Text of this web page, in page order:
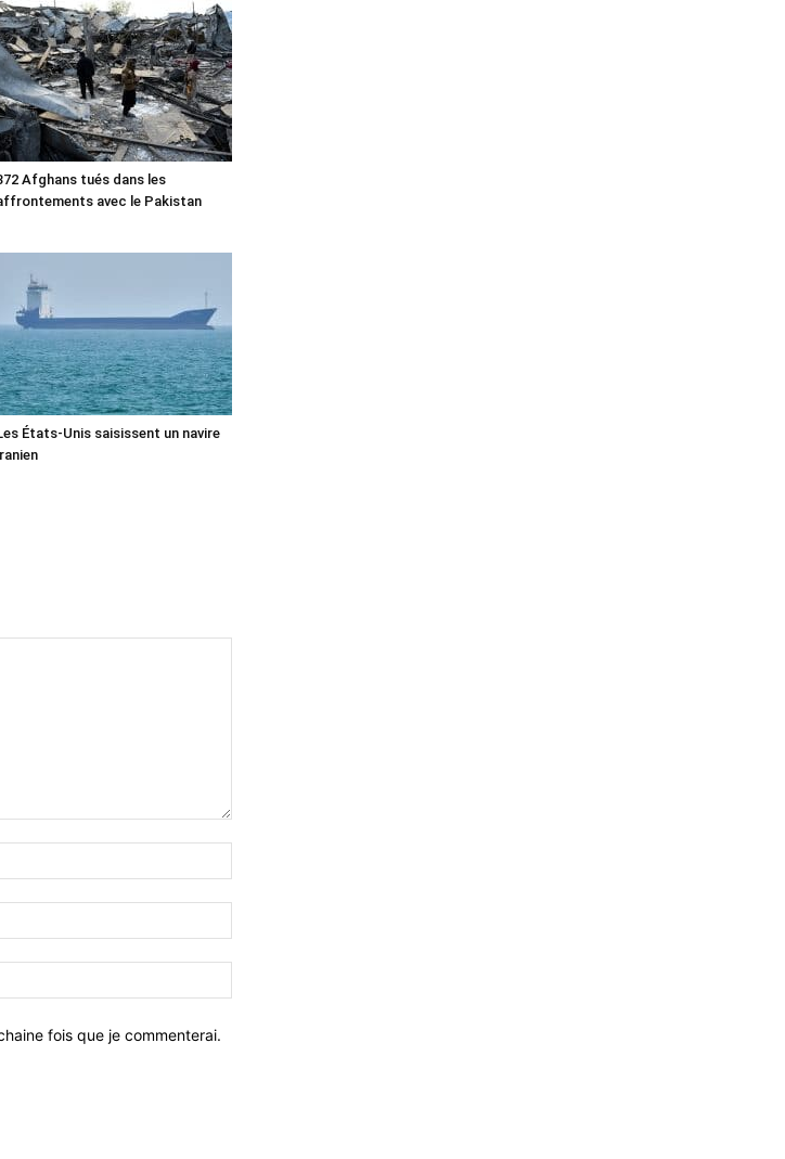
Afghans tués dans les
avec le Pakistan
États-Unis saisissent un navire
fois que je commenterai.